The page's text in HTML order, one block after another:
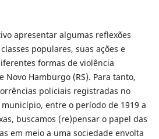
apresentar algumas reflexões
populares, suas ações e
formas de violência
Novo Hamburgo (RS). Para tanto,
policiais registradas no
entre o período de 1919 a
buscamos (re)pensar o papel das
em meio a uma sociedade envolta